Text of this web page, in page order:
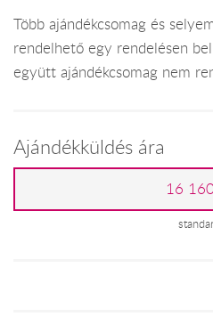
Több ajándékcsomag és
rendelhető egy rendelésen
együtt ajándékcsomag nem
Ajándékküldés ára
16